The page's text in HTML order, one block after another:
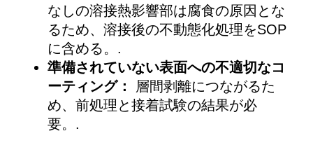
なしの溶接熱影響部は腐食の原因とな
るため、溶接後の不動態化処理をSOP
に含める。.
準備されていない表面への不適切なコ
ーティング：
層間剥離につながるた
め、前処理と接着試験の結果が必
要。.